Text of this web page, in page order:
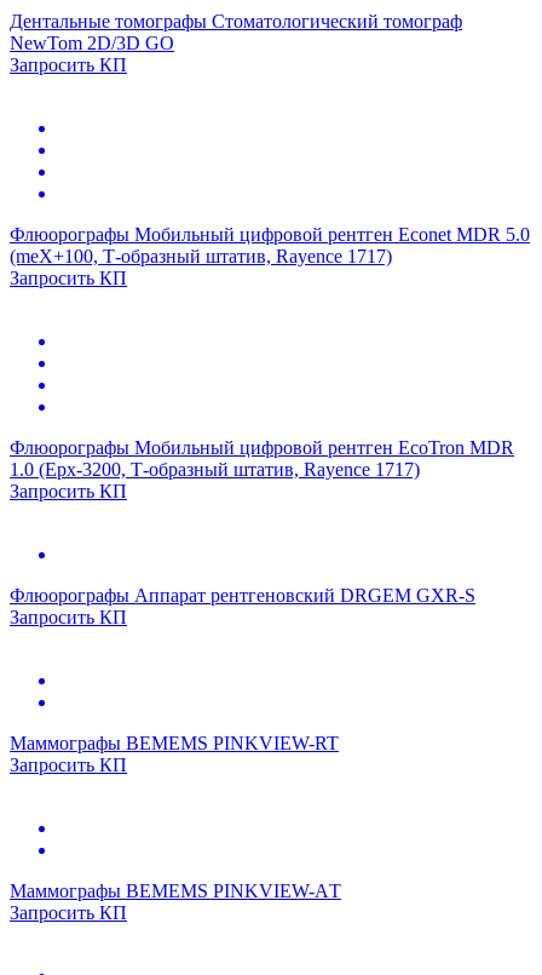
Дентальные томографы Стоматологический томограф
NewTom 2D/3D GO
Запросить КП
Флюорографы Мобильный цифровой рентген Econet MDR 5.0
(meX+100, Т-образный штатив, Rayence 1717)
Запросить КП
Флюорографы Мобильный цифровой рентген EcoTron MDR
1.0 (Epx-3200, Т-образный штатив, Rayence 1717)
Запросить КП
Флюорографы Аппарат рентгеновский DRGEM GXR-S
Запросить КП
Маммографы BEMEMS PINKVIEW-RT
Запросить КП
Маммографы BEMEMS PINKVIEW-АT
Запросить КП